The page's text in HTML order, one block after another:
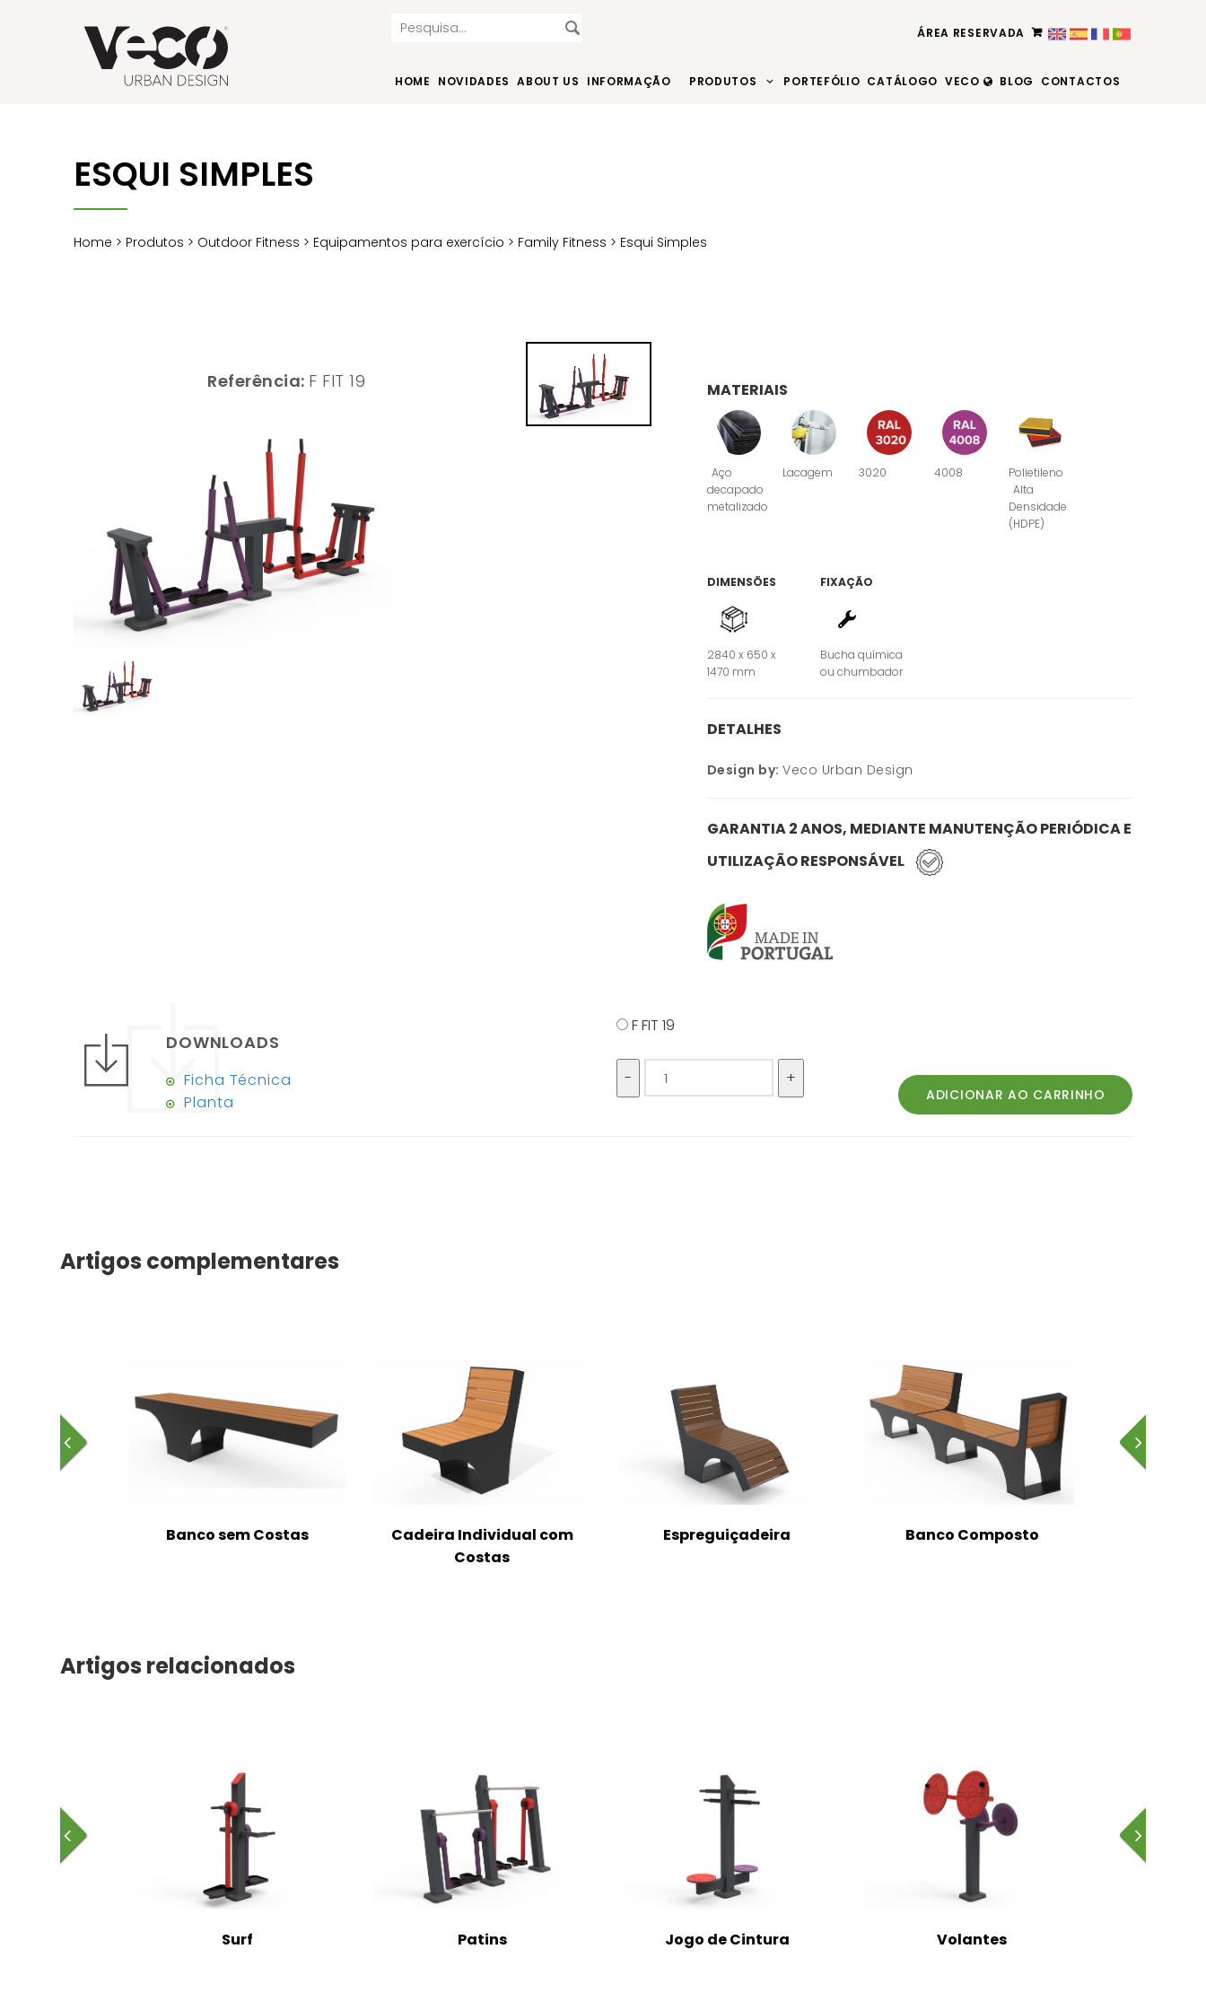
ÁREA RESERVADA
HOME NOVIDADES ABOUT US INFORMAÇÃO PRODUTOS PORTEFÓLIO CATÁLOGO VECO BLOG CONTACTOS
ESQUI SIMPLES
Home > Produtos > Outdoor Fitness > Equipamentos para exercício > Family Fitness > Esqui Simples
Referência: F FIT 19 MATERIAIS
Aço
decapado
metalizado
Lacagem 3020 4008
Polietileno
Alta
Densidade
(HDPE)
DIMENSÕES
2840 x 650 x
1470 mm
FIXAÇÃO
Bucha química
ou chumbador
DETALHES
Design by:Veco Urban Design
GARANTIA 2 ANOS, MEDIANTE MANUTENÇÃO PERIÓDICA E
UTILIZAÇÃO RESPONSÁVEL
DOWNLOADS
Ficha Técnica
Planta
F FIT 19
Artigos complementares
Banco sem Costas
Cadeira Individual com
Costas
Espreguiçadeira Banco Composto
Artigos relacionados
Surf Patins Jogo de Cintura Volantes